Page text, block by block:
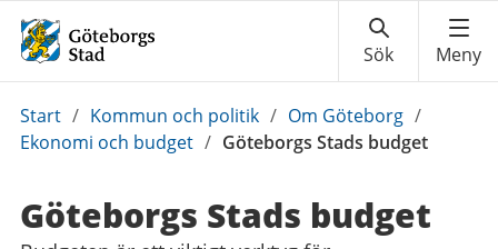
Du
är
Start / Kommun och politik / Om Göteborg /
Ekonomi och budget / Göteborgs Stads budget
Göteborgs Stads budget